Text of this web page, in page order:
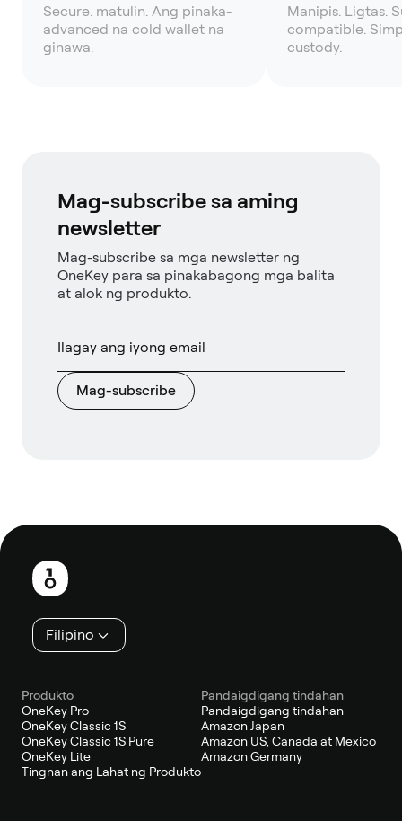
Secure. matulin. Ang pinaka-
advanced na cold wallet na
ginawa.
Manipis. Ligtas.
compatible.
custody.
Mag-subscribe sa aming
newsletter
Mag-subscribe sa mga newsletter ng
OneKey para sa pinakabagong mga balita
at alok ng produkto.
Mag-subscribe
Footer
Filipino
Produkto
OneKey Pro
OneKey Classic 1S
OneKey Classic 1S Pure
OneKey Lite
Tingnan ang Lahat ng Produkto
Pandaigdigang tindahan
Pandaigdigang tindahan
Amazon Japan
Amazon US, Canada at Mexico
Amazon Germany